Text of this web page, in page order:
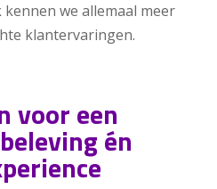
we allemaal meer
klantervaringen.
voor een
én